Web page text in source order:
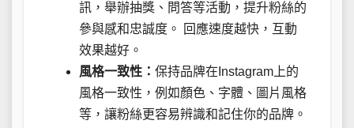
訊，舉辦抽獎、問答等活動，提升粉絲的
參與感和忠誠度。 回應速度越快，互動
效果越好。
風格一致性： 保持品牌在Instagram上的
風格一致性，例如顏色、字體、圖片風格
等，讓粉絲更容易辨識和記住你的品牌。